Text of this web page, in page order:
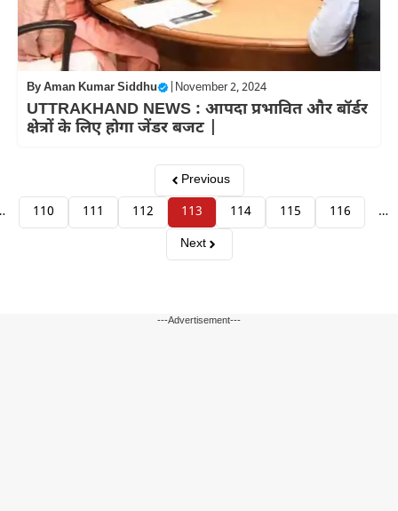
ByAman Kumar Siddhu November 2, 2024
UTTRAKHAND NEWS : आपदा प्रभावित और बॉर्डर
क्षेत्रों के लिए होगा जेंडर बजट |
Previous
110 111 112 113 114 115 116
…
Next
---Advertisement---